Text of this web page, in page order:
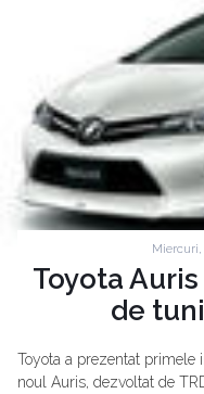
Miercuri,
Toyota
de
Toyota a prezentat
noul Auris, dezvoltat de